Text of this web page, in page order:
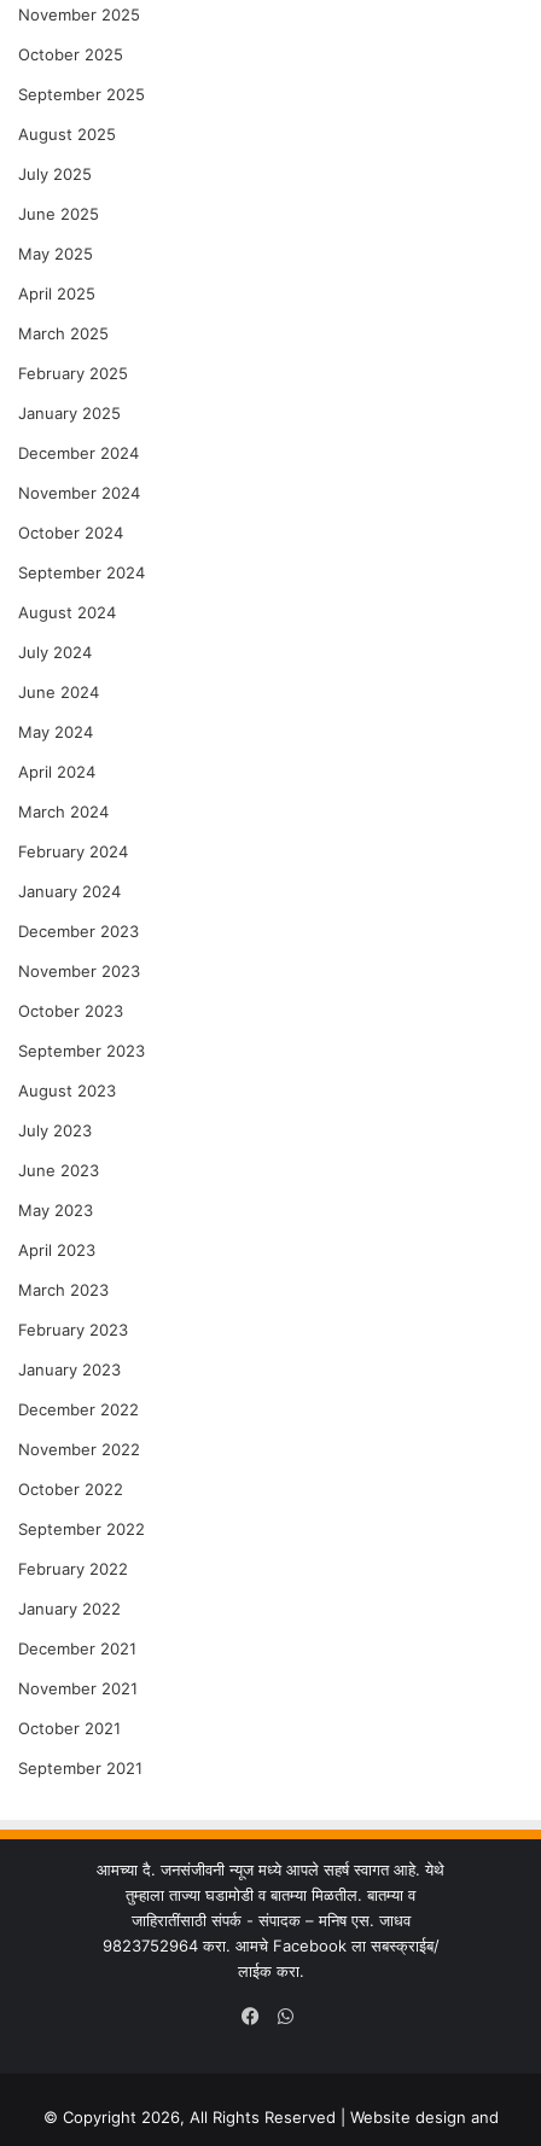
November 2025
October 2025
September 2025
August 2025
July 2025
June 2025
May 2025
April 2025
March 2025
February 2025
January 2025
December 2024
November 2024
October 2024
September 2024
August 2024
July 2024
June 2024
May 2024
April 2024
March 2024
February 2024
January 2024
December 2023
November 2023
October 2023
September 2023
August 2023
July 2023
June 2023
May 2023
April 2023
March 2023
February 2023
January 2023
December 2022
November 2022
October 2022
September 2022
February 2022
January 2022
December 2021
November 2021
October 2021
September 2021
आमच्या दै. जनसंजीवनी न्यूज मध्ये आपले सहर्ष स्वागत आहे. येथे
तुम्हाला ताज्या घडामोडी व बातम्या मिळतील. बातम्या व
जाहिरातींसाठी संपर्क - संपादक – मनिष एस. जाधव
9823752964 करा. आमचे Facebook ला सबस्क्राईब/
लाईक करा.
WhatsApp
© Copyright 2026, All Rights Reserved | Website design and